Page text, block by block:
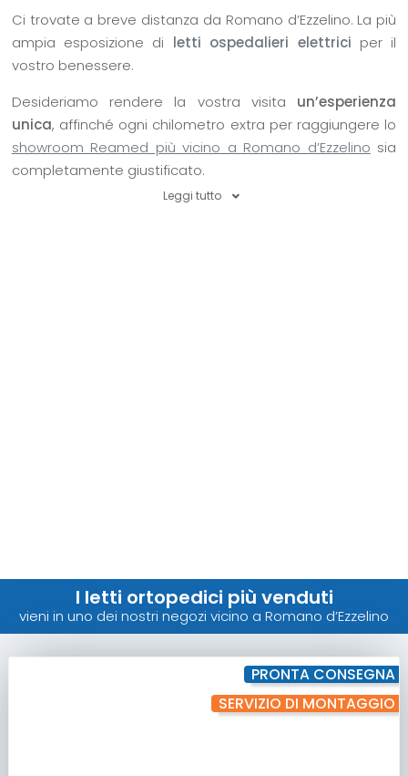
Ci trovate a breve distanza da Romano d’Ezzelino. La più
ampia esposizione di letti ospedalieri elettrici per il
vostro benessere.
Desideriamo rendere la vostra visita un’esperienza
unica, affinché ogni chilometro extra per raggiungere lo
showroom Reamed più vicino a Romano d’Ezzelino sia
completamente giustificato.
Leggi tutto
I letti ortopedici più venduti
vieni in uno dei nostri negozi vicino a Romano d’Ezzelino
PRONTA CONSEGNA
SERVIZIO DI MONTAGGIO